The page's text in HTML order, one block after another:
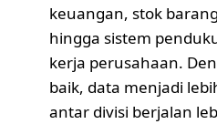
keuangan, stok
hingga sistem
kerja perusahaan.
baik, data menjadi
antar divisi berjalan